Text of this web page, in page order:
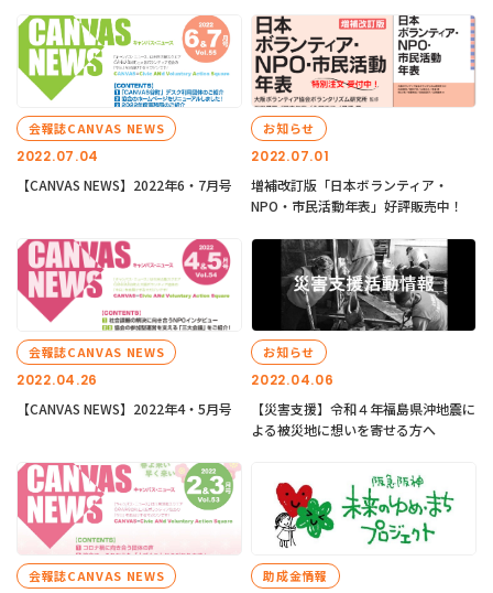
2022.07.04
会報誌CANVAS NEWS
【CANVAS NEWS】2022年6・7月号
2022.07.01
お知らせ
増補改訂版「日本ボランティア・
NPO・市民活動年表」好評販売中！
2022.04.26
会報誌CANVAS NEWS
【CANVAS NEWS】2022年4・5月号
2022.04.06
お知らせ
【災害支援】令和４年福島県沖地震に
よる被災地に想いを寄せる方へ
会報誌CANVAS NEWS 助成金情報